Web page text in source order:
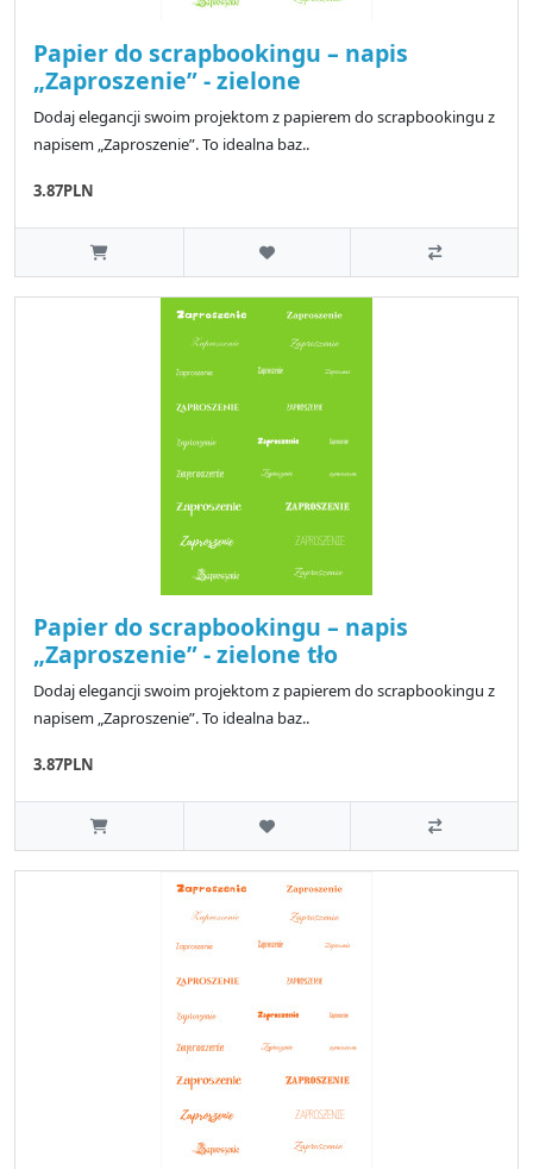
Papier do scrapbookingu – napis
„Zaproszenie” - zielone
Dodaj elegancji swoim projektom z papierem do scrapbookingu z
napisem „Zaproszenie”. To idealna baz..
3.87PLN
Papier do scrapbookingu – napis
„Zaproszenie” - zielone tło
Dodaj elegancji swoim projektom z papierem do scrapbookingu z
napisem „Zaproszenie”. To idealna baz..
3.87PLN